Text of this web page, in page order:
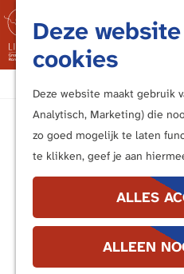
Deze
cookies
Deze website maakt gebruik
Analytisch, Marketing) die
zo goed mogelijk te laten
te klikken, geef je aan
ALLES
ALLEEN
M
e
n
u
In
Valkhof
vanaf 6
26 mei